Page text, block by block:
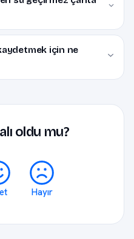
için ne
oldu mu?
Hayır